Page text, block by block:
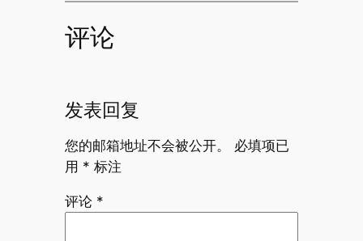
评论
发表回复
您的邮箱地址不会被公开。
必填项已
用 * 标注
评论 *